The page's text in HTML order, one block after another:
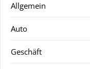
Allgemein
Auto
Geschäft